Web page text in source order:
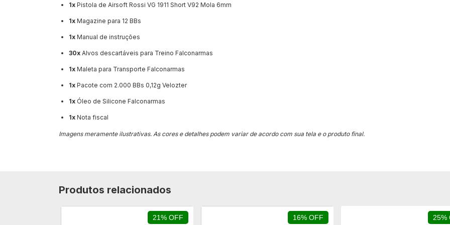
1x Pistola de Airsoft Rossi VG 1911 Short V92 Mola 6mm
1x Magazine para 12 BBs
1x Manual de instruções
30x Alvos descartáveis para Treino Falconarmas
1x Maleta para Transporte Falconarmas
1x Pacote com 2.000 BBs 0,12g Velozter
1x Óleo de Silicone Falconarmas
1x Nota fiscal
Imagens meramente ilustrativas. As cores e detalhes podem variar de acordo com sua tela e o produto final.
Produtos relacionados
21% OFF 16% OFF 25%